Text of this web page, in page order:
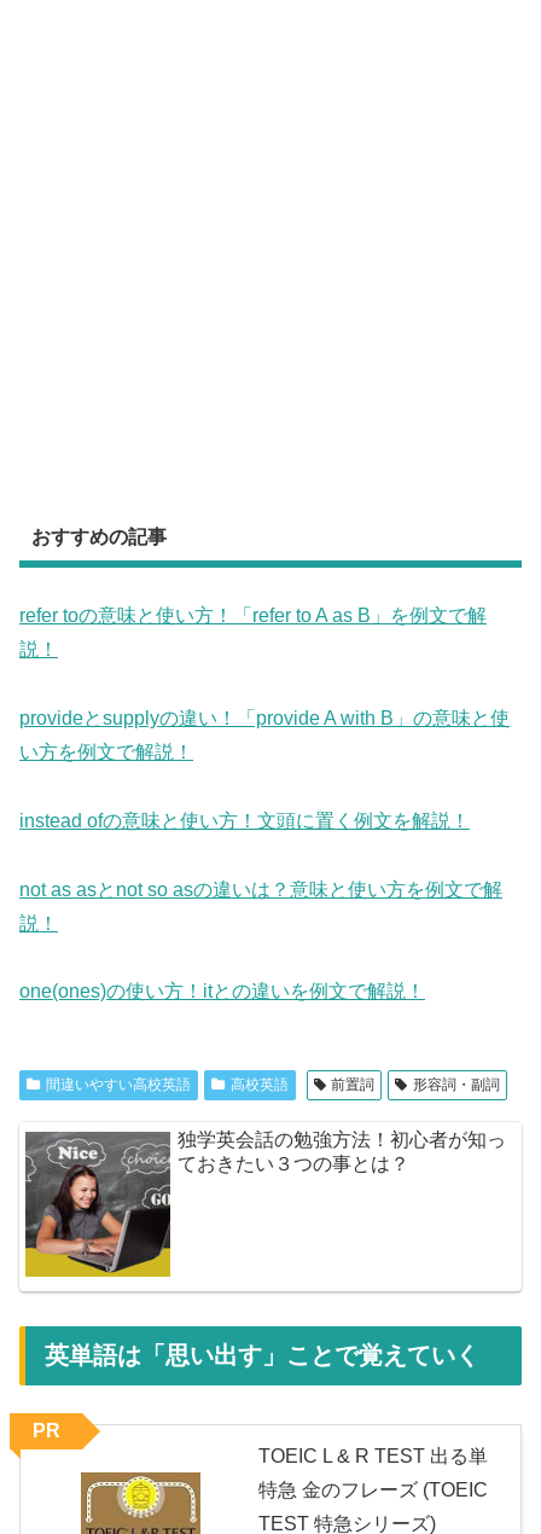
おすすめの記事
refer toの意味と使い方！「refer to A as B」を例文で解
説！
provideとsupplyの違い！「provide A with B」の意味と使
い方を例文で解説！
instead ofの意味と使い方！文頭に置く例文を解説！
not as asとnot so asの違いは？意味と使い方を例文で解
説！
one(ones)の使い方！itとの違いを例文で解説！
間違いやすい高校英語 高校英語 前置詞 形容詞・副詞
独学英会話の勉強方法！初心者が知っ
ておきたい３つの事とは？
英単語は「思い出す」ことで覚えていく
TOEIC L & R TEST 出る単
特急 金のフレーズ (TOEIC
TEST 特急シリーズ)
PR